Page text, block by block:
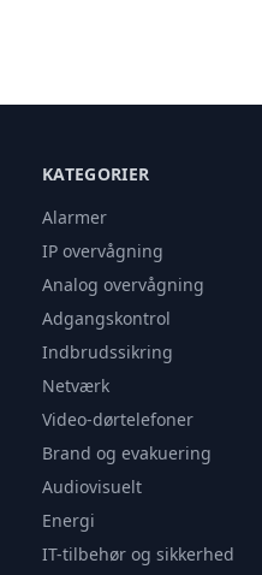
KATEGORIER
Alarmer
IP overvågning
Analog overvågning
Adgangskontrol
Indbrudssikring
Netværk
Video-dørtelefoner
Brand og evakuering
Audiovisuelt
Energi
IT-tilbehør og sikkerhed